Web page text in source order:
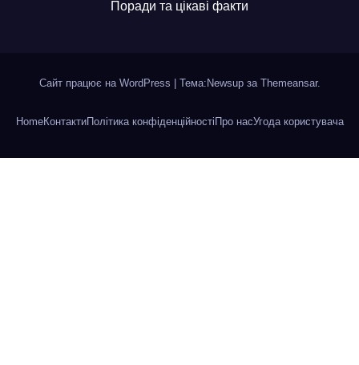
Поради та цікаві факти
Сайт працює на WordPress Тема:Newsup за Themeansar.
HomeКонтактиПолітика конфіденційності Про насУгода користувача